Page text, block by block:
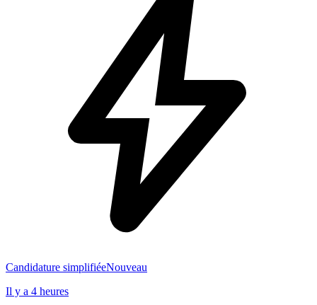
Candidature simplifiéeNouveau
Il y a 4 heures